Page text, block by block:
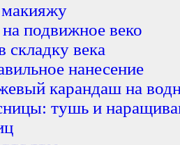
макияжу
подвижное веко
складку века
нанесение
карандаш на
тушь и